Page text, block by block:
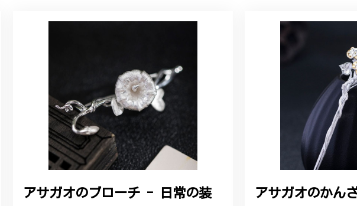
アサガオのブローチ - 日常の装
アサガオのかん